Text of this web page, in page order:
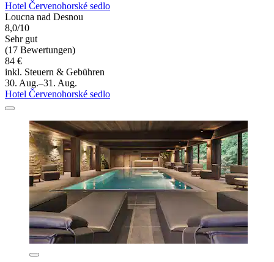
Hotel Červenohorské sedlo
Loucna nad Desnou
8,0/10
Sehr gut
(17 Bewertungen)
84 €
inkl. Steuern & Gebühren
30. Aug.–31. Aug.
Hotel Červenohorské sedlo